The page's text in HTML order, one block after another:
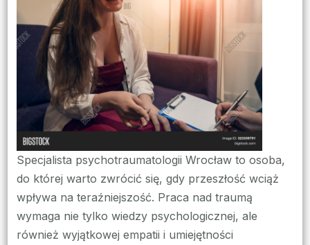
Wrocław
–
skuteczne
metody
terapeutyczne
Specjalista psychotraumatologii Wrocław to osoba,
do której warto zwrócić się, gdy przeszłość wciąż
wpływa na teraźniejszość. Praca nad traumą
wymaga nie tylko wiedzy psychologicznej, ale
również wyjątkowej empatii i umiejętności